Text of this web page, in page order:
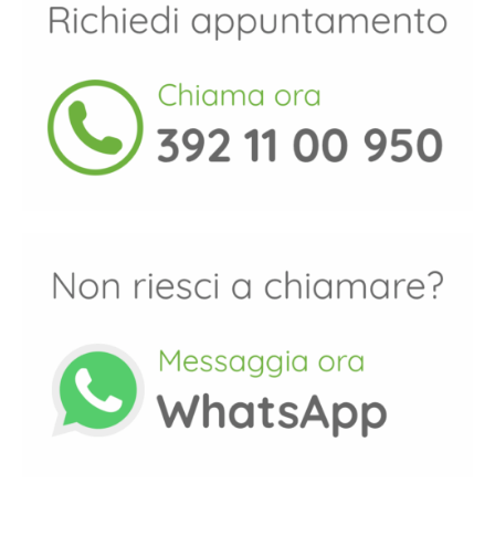
sentita per questo davvero
percorso, grazie di cuore!